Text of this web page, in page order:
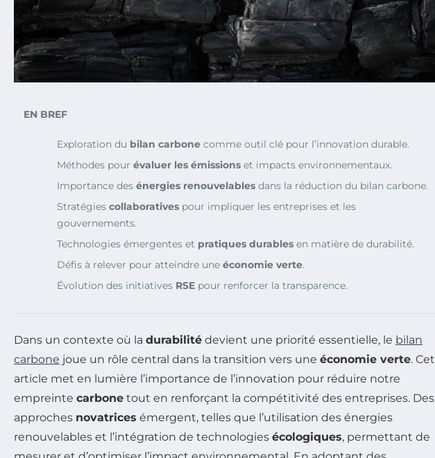
EN BREF
Exploration du bilan carbone comme outil clé pour l’innovation durable.
Méthodes pour évaluer les émissions et impacts environnementaux.
Importance des énergies renouvelables dans la réduction du bilan carbone.
Stratégies collaboratives pour impliquer les entreprises et les
gouvernements.
Technologies émergentes et pratiques durables en matière de durabilité.
Défis à relever pour atteindre une économie verte.
Évolution des initiatives RSE pour renforcer la transparence.
Dans un contexte où la durabilité devient une priorité essentielle, le bilan
carbone joue un rôle central dans la transition vers une économie verte. Cet
article met en lumière l’importance de l’innovation pour réduire notre
empreinte carbone tout en renforçant la compétitivité des entreprises. Des
approches novatrices émergent, telles que l’utilisation des énergies
renouvelables et l’intégration de technologies écologiques, permettant de